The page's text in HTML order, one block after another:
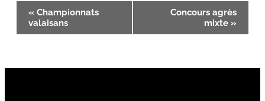
Navigation
Évènement
« Championnats
valaisans
Concours agrès
mixte »